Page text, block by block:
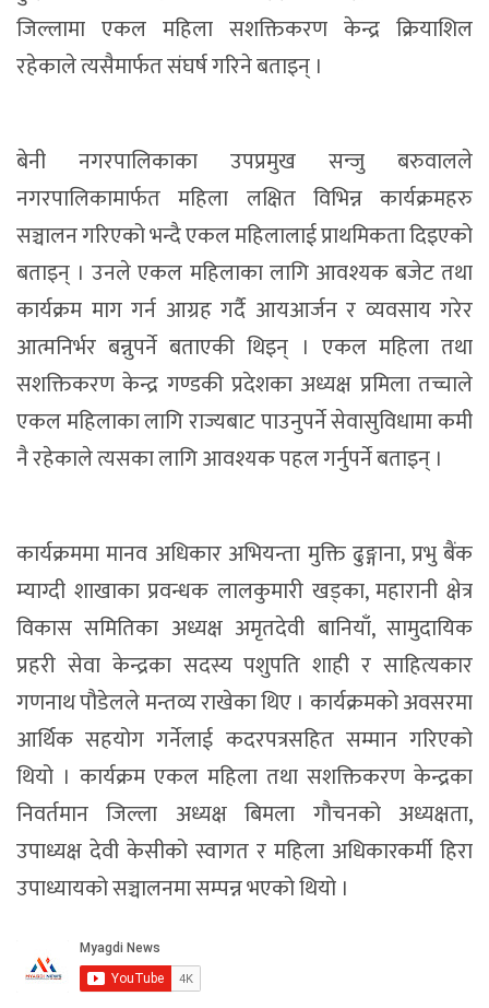
जिल्लामा एकल महिला सशक्तिकरण केन्द्र क्रियाशिल
रहेकाले त्यसैमार्फत संघर्ष गरिने बताइन् ।
बेनी नगरपालिकाका उपप्रमुख सन्जु बरुवालले
नगरपालिकामार्फत महिला लक्षित विभिन्न कार्यक्रमहरु
सञ्चालन गरिएको भन्दै एकल महिलालाई प्राथमिकता दिइएको
बताइन् । उनले एकल महिलाका लागि आवश्यक बजेट तथा
कार्यक्रम माग गर्न आग्रह गर्दै आयआर्जन र व्यवसाय गरेर
आत्मनिर्भर बन्नुपर्ने बताएकी थिइन् । एकल महिला तथा
सशक्तिकरण केन्द्र गण्डकी प्रदेशका अध्यक्ष प्रमिला तच्चाले
एकल महिलाका लागि राज्यबाट पाउनुपर्ने सेवासुविधामा कमी
नै रहेकाले त्यसका लागि आवश्यक पहल गर्नुपर्ने बताइन् ।
कार्यक्रममा मानव अधिकार अभियन्ता मुक्ति ढुङ्गाना, प्रभु बैंक
म्याग्दी शाखाका प्रवन्धक लालकुमारी खड्का, महारानी क्षेत्र
विकास समितिका अध्यक्ष अमृतदेवी बानियाँ, सामुदायिक
प्रहरी सेवा केन्द्रका सदस्य पशुपति शाही र साहित्यकार
गणनाथ पौडेलले मन्तव्य राखेका थिए । कार्यक्रमको अवसरमा
आर्थिक सहयोग गर्नेलाई कदरपत्रसहित सम्मान गरिएको
थियो । कार्यक्रम एकल महिला तथा सशक्तिकरण केन्द्रका
निवर्तमान जिल्ला अध्यक्ष बिमला गौचनको अध्यक्षता,
उपाध्यक्ष देवी केसीको स्वागत र महिला अधिकारकर्मी हिरा
उपाध्यायको सञ्चालनमा सम्पन्न भएको थियो ।